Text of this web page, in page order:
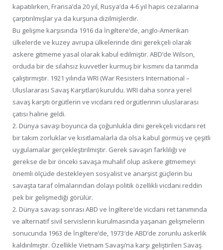
kapatılırken, Fransa’da 20 yıl, Rusya’da 4-6 yıl hapis cezalarına
çarptırılmışlar ya da kurşuna dizilmişlerdir.
Bu gelişme karşısında 1916 da İngiltere’de, anglo-Amerikan
ülkelerde ve kuzey avrupa ülkelerinde dini gerekçeli olarak
askere gitmeme yasal olarak kabul edilmiştir. ABD’de Wilson,
orduda bir de silahsız kuvvetler kurmuş bir kısmını da tarımda
çalıştırmıştır. 1921 yılında WRI (War Resisters International –
Uluslararası Savaş Karşıtları) kuruldu. WRI daha sonra yerel
savaş karşıtı örgütlerin ve vicdani red örgütlerinin uluslararası
çatısı haline geldi.
2. Dünya savaşı boyunca da çoğunlukla dini gerekçeli vicdani ret
bir takım zorluklar ve kısıtlamalarla da olsa kabul görmüş ve çeşitli
uygulamalar gerçekleştirilmiştir. Gerek savaşın farklılığı ve
gerekse de bir önceki savaşa muhalif olup askere gitmemeyi
önemli ölçüde destekleyen sosyalist ve anarşist güçlerin bu
savaşta taraf olmalarından dolayı politik özellikli vicdani reddin
pek bir gelişmediği görülür.
2. Dünya savaşı sonrası ABD ve İngiltere’de vicdani ret tanımında
ve alternatif sivil servislerin kurulmasında yaşanan gelişmelerin
sonucunda 1963 de İngiltere’de, 1973′de ABD’de zorunlu askerlik
kaldırılmıştır. Özellikle Vietnam Savaşı’na karşı geliştirilen Savaş